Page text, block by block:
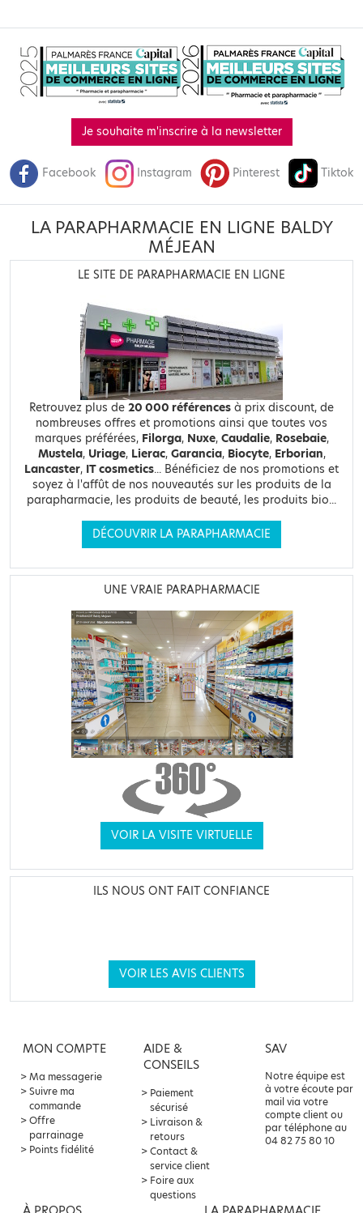
Je souhaite m'inscrire à la newsletter
Facebook Instagram Pinterest Tiktok
LA PARAPHARMACIE EN LIGNE BALDY
MÉJEAN
LE SITE DE PARAPHARMACIE EN LIGNE
Retrouvez plus de 20 000 références à prix discount, de
nombreuses offres et promotions ainsi que toutes vos
marques préférées, Filorga, Nuxe, Caudalie, Rosebaie,
Mustela, Uriage, Lierac, Garancia, Biocyte, Erborian,
Lancaster, IT cosmetics... Bénéficiez de nos promotions et
soyez à l'affût de nos nouveautés sur les produits de la
parapharmacie, les produits de beauté, les produits bio...
DÉCOUVRIR LA PARAPHARMACIE
UNE VRAIE PARAPHARMACIE
VOIR LA VISITE VIRTUELLE
ILS NOUS ONT FAIT CONFIANCE
VOIR LES AVIS CLIENTS
MON COMPTE
Ma messagerie
Suivre ma
commande
Offre
parrainage
Points fidélité
AIDE &
CONSEILS
Paiement
sécurisé
Livraison &
retours
Contact &
service client
Foire aux
questions
SAV
Notre équipe est
à votre écoute par
mail via votre
compte client ou
par téléphone au
04 82 75 80 10